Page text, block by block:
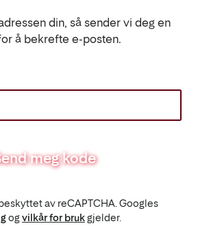
din, så sender vi deg en
å bekrefte e-posten.
meg kode
av reCAPTCHA. Googles
ogvilkår for brukgjelder.